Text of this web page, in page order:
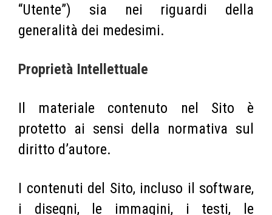
“Utente”) sia nei riguardi della
generalità dei medesimi.
Proprietà Intellettuale
Il materiale contenuto nel Sito è
protetto ai sensi della normativa sul
diritto d’autore.
I contenuti del Sito, incluso il software,
i disegni, le immagini, i testi, le